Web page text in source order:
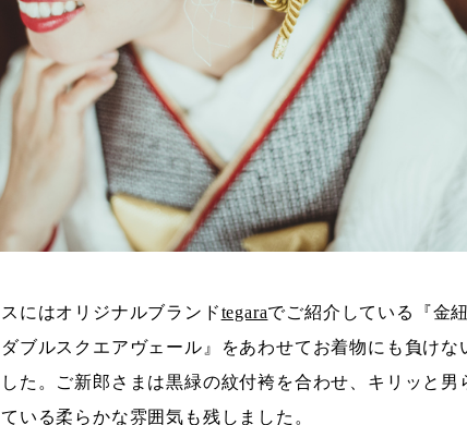
にはオリジナルブランドtegaraでご紹介している『金
ブルスクエアヴェール』をあわせてお着物にも負けな
た。ご新郎さまは黒緑の紋付袴を合わせ、キリッと男
いる柔らかな雰囲気も残しました。